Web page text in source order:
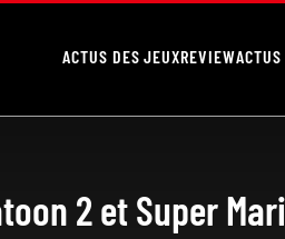
ACTUS DES JEUXREVIEW
2 et Super